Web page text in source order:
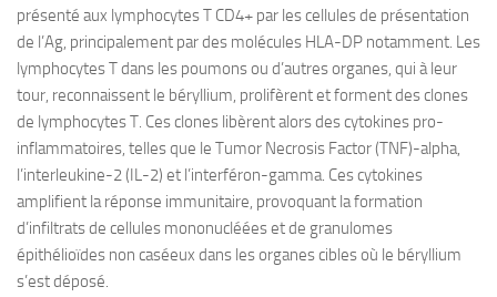
présenté aux lymphocytes T CD4+ par les cellules de présentation
de l’Ag, principalement par des molécules HLA-DP notamment. Les
lymphocytes T dans les poumons ou d’autres organes, qui à leur
tour, reconnaissent le béryllium, prolifèrent et forment des clones
de lymphocytes T. Ces clones libèrent alors des cytokines pro-
inflammatoires, telles que le Tumor Necrosis Factor (TNF)-alpha,
l’interleukine-2 (IL-2) et l’interféron-gamma. Ces cytokines
amplifient la réponse immunitaire, provoquant la formation
d’infiltrats de cellules mononucléées et de granulomes
épithélioïdes non caséeux dans les organes cibles où le béryllium
s’est déposé.